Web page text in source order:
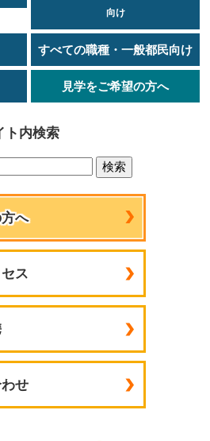
向け
すべての職種・一般都民向け
見学をご希望の方へ
ト内検索
へ
ス
せ